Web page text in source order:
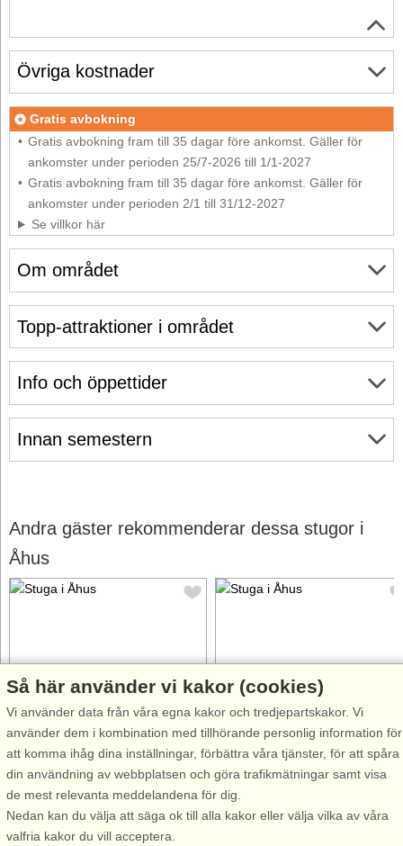
Om området
Info och öppettider
Innan semestern
Övriga kostnader
Gratis avbokning
Gratis avbokning fram till 35 dagar före ankomst. Gäller för
ankomster under perioden 25/7-2026 till 1/1-2027
Gratis avbokning fram till 35 dagar före ankomst. Gäller för
ankomster under perioden 2/1 till 31/12-2027
Se villkor här
Topp-attraktioner i området
Andra gäster rekommenderar dessa stugor i
Åhus
Stugnr: 50850
Åhus
6 personer, 128 m²
600 m till sjö/hav:.
Välkomna till en av Skånes
finaste sommarplatser – Åhus!
En bekväm stuga inbäddat i
Stugnr: 50863
Åhus
4 personer, 30 m²
600 m till sjö/hav:.
Välkomna till en av Skånes
finaste sommarplatser – Åhus!
Så här använder vi kakor (cookies)
Vi använder data från våra egna kakor och tredjepartskakor. Vi
använder dem i kombination med tillhörande personlig information för
att komma ihåg dina inställningar, förbättra våra tjänster, för att spåra
din användning av webbplatsen och göra trafikmätningar samt visa
de mest relevanta meddelandena för dig.
Nedan kan du välja att säga ok till alla kakor eller välja vilka av våra
valfria kakor du vill acceptera.